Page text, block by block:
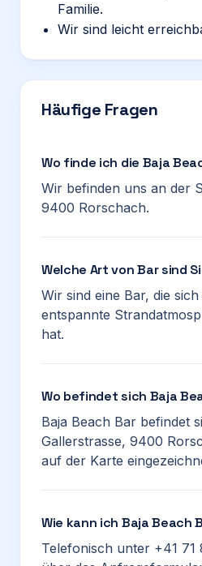
Familie.
Wir sind leicht
Häufige Fragen
Wo finde ich die Baja
Wir befinden uns an der
9400 Rorschach.
Welche Art von Bar sind
Wir sind eine Bar, die
entspannte
hat.
Wo befindet sich Baja
Baja Beach Bar befindet
Gallerstrasse, 9400
auf der Karte
Wie kann ich Baja Beach
Telefonisch unter +41 71